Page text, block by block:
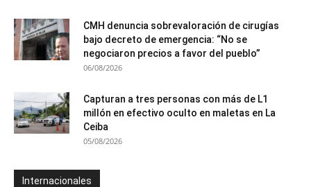
CMH denuncia sobrevaloración de cirugías
bajo decreto de emergencia: “No se
negociaron precios a favor del pueblo”
06/08/2026
Capturan a tres personas con más de L1
millón en efectivo oculto en maletas en La
Ceiba
05/08/2026
Internacionales